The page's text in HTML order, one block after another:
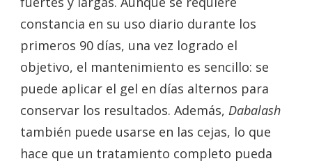
constancia en su uso diario durante los
primeros 90 días, una vez logrado el
objetivo, el mantenimiento es sencillo: se
puede aplicar el gel en días alternos para
conservar los resultados. Además, Dabalash
también puede usarse en las cejas, lo que
hace que un tratamiento completo pueda